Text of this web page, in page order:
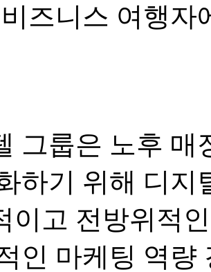
즈니스 여행자
그룹은 노후 매
하기 위해 디
이고 전방위적
인 마케팅 역량